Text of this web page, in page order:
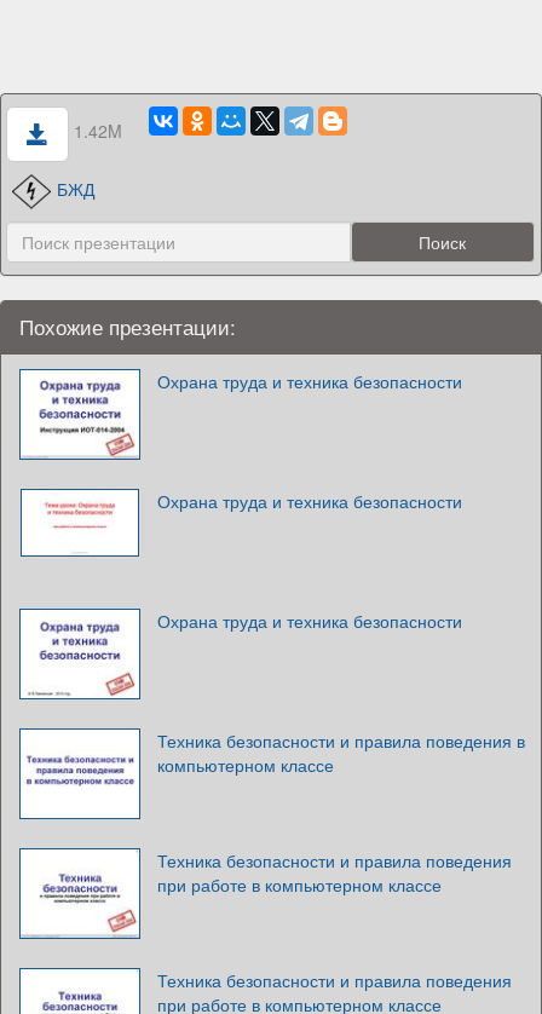
1.42M
БЖД
Похожие презентации:
Охрана труда и техника безопасности
Охрана труда и техника безопасности
Охрана труда и техника безопасности
Техника безопасности и правила поведения в
компьютерном классе
Техника безопасности и правила поведения
при работе в компьютерном классе
Техника безопасности и правила поведения
при работе в компьютерном классе